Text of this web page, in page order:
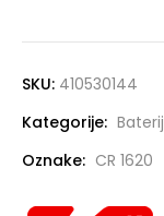
SKU: 410530144
Kategorije:
Oznake: CR 1620